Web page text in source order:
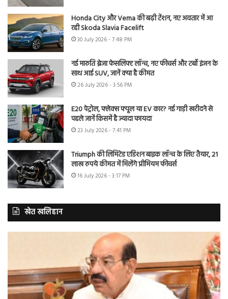
Honda City और Verna की बढ़ी टेंशन, नए अवतार में आ
रही Skoda Slavia Facelift
30 July 2026 - 7:48 PM
नई मारुति ब्रेजा फेसलिफ्ट लॉन्च, नए फीचर्स और टर्बो इंजन के
साथ आई SUV, जानें क्या है कीमत
26 July 2026 - 3:56 PM
E20 पेट्रोल, फ्लेक्स फ्यूल या EV कार? नई गाड़ी खरीदने से
पहले जानें किसमें है ज्यादा फायदा
23 July 2026 - 7:41 PM
Triumph की लिमिटेड एडिशन बाइक लॉन्च के लिए तैयार, 21
लाख रुपये कीमत में मिलेंगे प्रीमियम फीचर्स
16 July 2026 - 3:17 PM
खेत खलिहान